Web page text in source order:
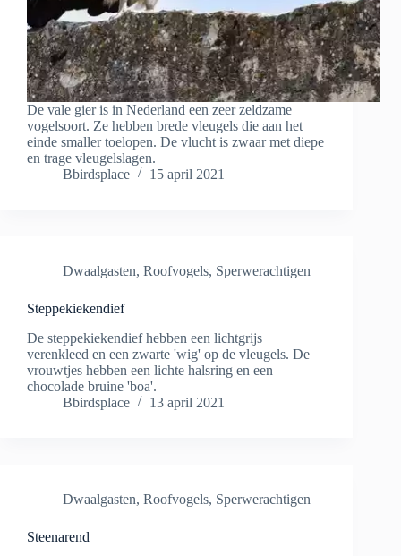
De vale gier is in Nederland een zeer zeldzame
vogelsoort. Ze hebben brede vleugels die aan het
einde smaller toelopen. De vlucht is zwaar met diepe
en trage vleugelslagen.
Bbirdsplace
15 april 2021
Dwaalgasten, Roofvogels, Sperwerachtigen
Steppekiekendief
De steppekiekendief hebben een lichtgrijs
verenkleed en een zwarte 'wig' op de vleugels. De
vrouwtjes hebben een lichte halsring en een
chocolade bruine 'boa'.
Bbirdsplace
13 april 2021
Dwaalgasten, Roofvogels, Sperwerachtigen
Steenarend